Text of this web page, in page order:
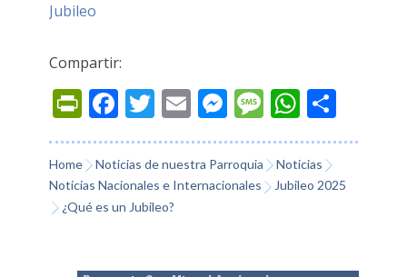
Jubileo
Compartir:
Prin
endl
y
Fac
ok
Twi
Ema
Mes
ger
Mes
e
Wh
App
r
Home Noticias de nuestra Parroquia
Noticias
Noticias Nacionales e Internacionales
Jubileo 2025
¿Qué es un Jubileo?